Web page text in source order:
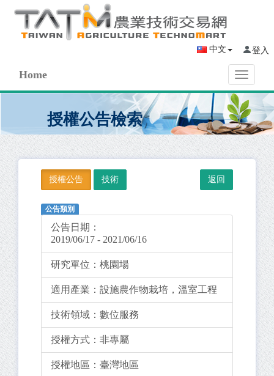
中文 登入
Toggle
Home
授權公告檢索
授權公告 技術
公告類別
公告日期：
2019/06/17 - 2021/06/16
研究單位： 桃園場
適用產業： 設施農作物栽培，溫室工程
技術領域： 數位服務
授權方式： 非專屬
授權地區： 臺灣地區